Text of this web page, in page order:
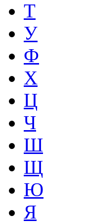
Т
У
Ф
Х
Ц
Ч
Ш
Щ
Ю
Я